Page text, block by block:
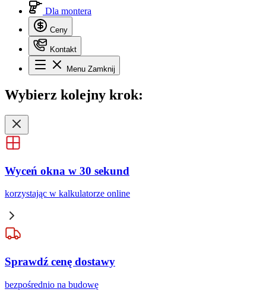
Dla montera
Ceny
Kontakt
Menu Zamknij
Wybierz kolejny krok:
Wyceń okna w 30 sekund
korzystając w kalkulatorze online
Sprawdź cenę dostawy
bezpośrednio na budowę